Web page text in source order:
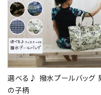
選べる♪ 撥水プールバッグ
の子柄